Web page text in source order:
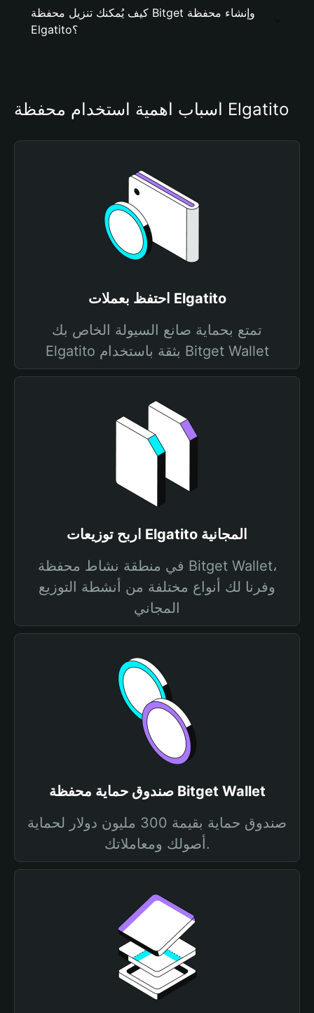
كيف يُمكنك تنزيل محفظة Bitget وإنشاء محفظة
Elgatito؟
أسباب أهمية استخدام محفظة Elgatito
احتفظ بعملات Elgatito
تمتع بحماية صانع السيولة الخاص بك
Elgatito بثقة باستخدام Bitget Wallet
اربح توزيعات Elgatito المجانية
في منطقة نشاط محفظة Bitget Wallet،
وفرنا لك أنواع مختلفة من أنشطة التوزيع
المجاني
صندوق حماية محفظة Bitget Wallet
صندوق حماية بقيمة 300 مليون دولار لحماية
أصولك ومعاملاتك.